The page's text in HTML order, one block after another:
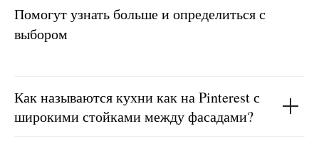
Помогут узнать больше и определиться с
выбором
Как называются кухни как на Pinterest с
широкими стойками между фасадами?